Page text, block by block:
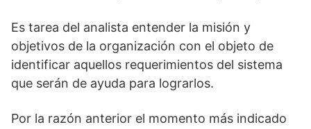
Es tarea del analista entender la misión y
objetivos de la organización con el objeto de
identificar aquellos requerimientos del sistema
que serán de ayuda para lograrlos.
Por la razón anterior el momento más indicado